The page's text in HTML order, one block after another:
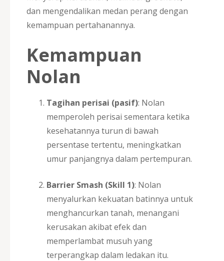
dan mengendalikan medan perang dengan
kemampuan pertahanannya.
Kemampuan
Nolan
Tagihan perisai (pasif): Nolan
memperoleh perisai sementara ketika
kesehatannya turun di bawah
persentase tertentu, meningkatkan
umur panjangnya dalam pertempuran.
Barrier Smash (Skill 1): Nolan
menyalurkan kekuatan batinnya untuk
menghancurkan tanah, menangani
kerusakan akibat efek dan
memperlambat musuh yang
terperangkap dalam ledakan itu.